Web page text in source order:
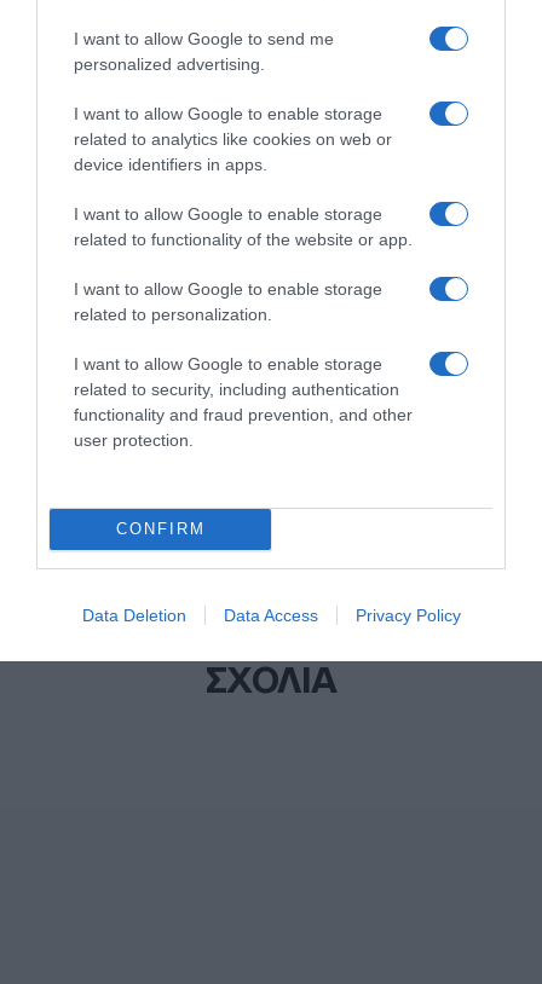
I want to allow Google to send me
personalized advertising.
I want to allow Google to enable storage
related to analytics like cookies on web or
device identifiers in apps.
I want to allow Google to enable storage
related to functionality of the website or app.
I want to allow Google to enable storage
related to personalization.
I want to allow Google to enable storage
related to security, including authentication
functionality and fraud prevention, and other
user protection.
CONFIRM
Data Deletion Data Access Privacy Policy
ΠΑΣΟΚ: “Έκθεση – κόλαφος του ΟΟΣΑ
διαλύει το success story της κυβέρνησης”
Ακολούθησε το debater.gr στο
Google News
και μάθετε πρώτοι όλες τις ειδήσεις
Share Tweet
ΧΡΗΜΑΤΙΣΤΗΡΙΟ
ΣΧΟΛΙΑ